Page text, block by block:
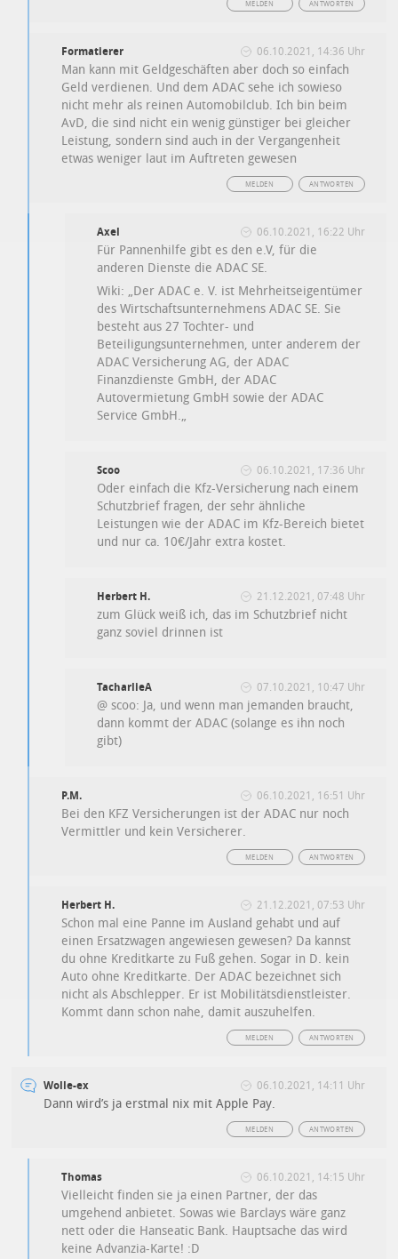
ANTWORTEN
MELDEN
Formatierer 06.10.2021, 14:36 Uhr
Man kann mit Geldgeschäften aber doch so einfach
Geld verdienen. Und dem ADAC sehe ich sowieso
nicht mehr als reinen Automobilclub. Ich bin beim
AvD, die sind nicht ein wenig günstiger bei gleicher
Leistung, sondern sind auch in der Vergangenheit
etwas weniger laut im Auftreten gewesen
ANTWORTEN
MELDEN
Axel 06.10.2021, 16:22 Uhr
Für Pannenhilfe gibt es den e.V, für die
anderen Dienste die ADAC SE.
Wiki: „Der ADAC e. V. ist Mehrheitseigentümer
des Wirtschaftsunternehmens ADAC SE. Sie
besteht aus 27 Tochter- und
Beteiligungsunternehmen, unter anderem der
ADAC Versicherung AG, der ADAC
Finanzdienste GmbH, der ADAC
Autovermietung GmbH sowie der ADAC
Service GmbH.„
Scoo 06.10.2021, 17:36 Uhr
Oder einfach die Kfz-Versicherung nach einem
Schutzbrief fragen, der sehr ähnliche
Leistungen wie der ADAC im Kfz-Bereich bietet
und nur ca. 10€/Jahr extra kostet.
Herbert H. 21.12.2021, 07:48 Uhr
zum Glück weiß ich, das im Schutzbrief nicht
ganz soviel drinnen ist
TacharlieA 07.10.2021, 10:47 Uhr
@ scoo: Ja, und wenn man jemanden braucht,
dann kommt der ADAC (solange es ihn noch
gibt)
P.M. 06.10.2021, 16:51 Uhr
Bei den KFZ Versicherungen ist der ADAC nur noch
Vermittler und kein Versicherer.
ANTWORTEN
MELDEN
Herbert H. 21.12.2021, 07:53 Uhr
Schon mal eine Panne im Ausland gehabt und auf
einen Ersatzwagen angewiesen gewesen? Da kannst
du ohne Kreditkarte zu Fuß gehen. Sogar in D. kein
Auto ohne Kreditkarte. Der ADAC bezeichnet sich
nicht als Abschlepper. Er ist Mobilitätsdienstleister.
Kommt dann schon nahe, damit auszuhelfen.
ANTWORTEN
MELDEN
Wolle-ex 06.10.2021, 14:11 Uhr
Dann wird’s ja erstmal nix mit Apple Pay.
ANTWORTEN
MELDEN
Thomas 06.10.2021, 14:15 Uhr
Vielleicht finden sie ja einen Partner, der das
umgehend anbietet. Sowas wie Barclays wäre ganz
nett oder die Hanseatic Bank. Hauptsache das wird
keine Advanzia-Karte! :D